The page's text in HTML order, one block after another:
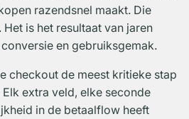
razendsnel maakt. Die
is het resultaat van jaren
en gebruiksgemak.
checkout de meest kritieke stap
extra veld, elke seconde
in de betaalflow heeft